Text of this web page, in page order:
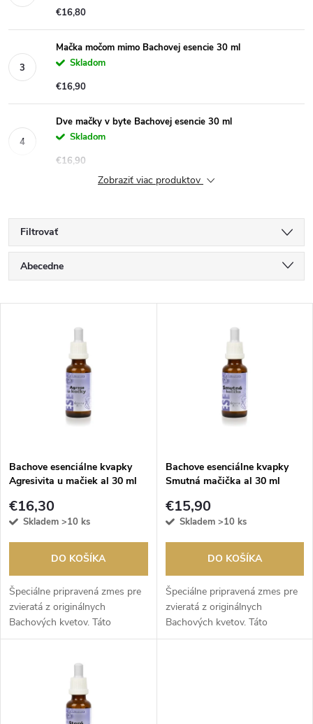
€16,80
Mačka močom mimo Bachovej esencie 30 ml
Skladom
€16,90
Dve mačky v byte Bachovej esencie 30 ml
Skladom
€16,90
Zobraziť viac produktov
Filtrovať
R
a
e
p
r
o
d
Abecedne
Najpredávanejšie
s
p
r
d
u
Bachove esenciálne kvapky
Agresivita u mačiek al 30 ml
€16,30
Skladem >10 ks
DO KOŠÍKA
Špeciálne pripravená zmes pre
zvieratá z originálnych
Bachových kvetov. Táto
kombinácia je vhodná pre veľmi
Vhodná aj pre úzkostlivé alebo
Bachove esenciálne kvapky
Smutná mačička al 30 ml
€15,90
Skladem >10 ks
DO KOŠÍKA
Špeciálne pripravená zmes pre
zvieratá z originálnych
Bachových kvetov. Táto
kombinácia je vhodná na